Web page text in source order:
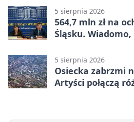
5 sierpnia 2026
564,7 mln zł na
Śląsku.
5 sierpnia 2026
Osiecka zabrzmi
Artyści połączą